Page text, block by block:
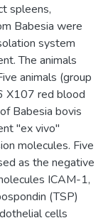
spleens,
Babesia were
system
The animals
animals (group
X107 red blood
Babesia bovis
"ex vivo"
molecules. Five
as the negative
ICAM-1,
(TSP)
cells